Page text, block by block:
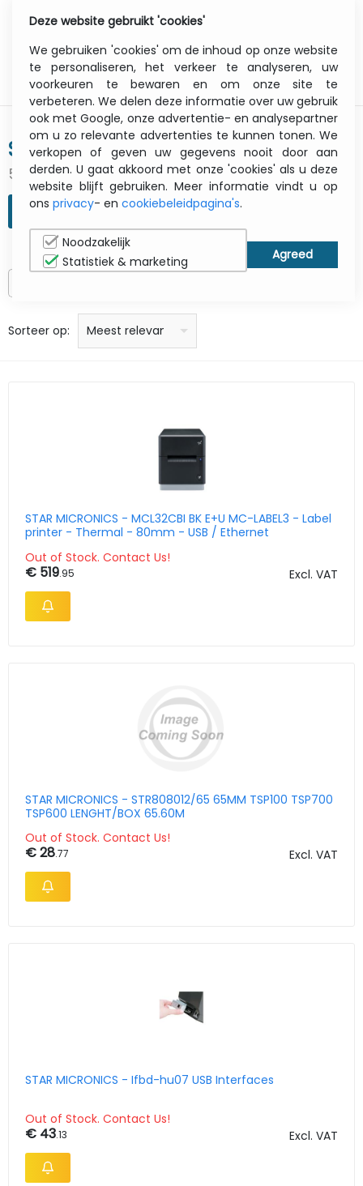
STAR MICRONICS
547 gevonden resultaten
ZOEKOPDRACHT VERFIJNEN
Sorteer op: prijs: laag naar hoog
prijs: Hoog naar laag
Alfabetisch: A - Z
Alfabetisch: Z - A
Fabricant
Meest relevant
STAR MICRONICS - MCL32CBI BK E+U MC-LABEL3 - Label
printer - Thermal - 80mm - USB / Ethernet
Out of Stock. Contact Us!
€ 519.95 Excl. VAT
STAR MICRONICS - STR808012/65 65MM TSP100 TSP700
TSP600 LENGHT/BOX 65.60M
Out of Stock. Contact Us!
€ 28.77 Excl. VAT
STAR MICRONICS - Ifbd-hu07 USB Interfaces
Out of Stock. Contact Us!
€ 43.13 Excl. VAT
Deze website gebruikt 'cookies'
We gebruiken 'cookies' om de inhoud op onze website
te personaliseren, het verkeer te analyseren, uw
voorkeuren te bewaren en om onze site te
verbeteren. We delen deze informatie over uw gebruik
ook met Google, onze advertentie- en analysepartner
om u zo relevante advertenties te kunnen tonen. We
verkopen of geven uw gegevens nooit door aan
derden. U gaat akkoord met onze 'cookies' als u deze
website blijft gebruiken. Meer informatie vindt u op
ons privacy- en cookiebeleidpagina's.
Noodzakelijk
Statistiek & marketing